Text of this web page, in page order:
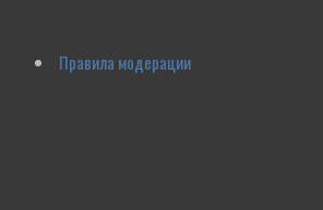
Правила модерации